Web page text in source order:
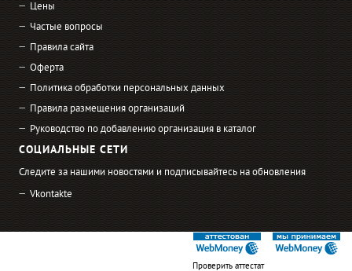
Цены
Частые вопросы
Правила сайта
Оферта
Политика обработки персональных данных
Правила размещения организаций
Руководство по добавлению организация в каталог
СОЦИАЛЬНЫЕ СЕТИ
Следите за нашими новостями и подписывайтесь на обновления
Vkontakte
Проверить аттестат